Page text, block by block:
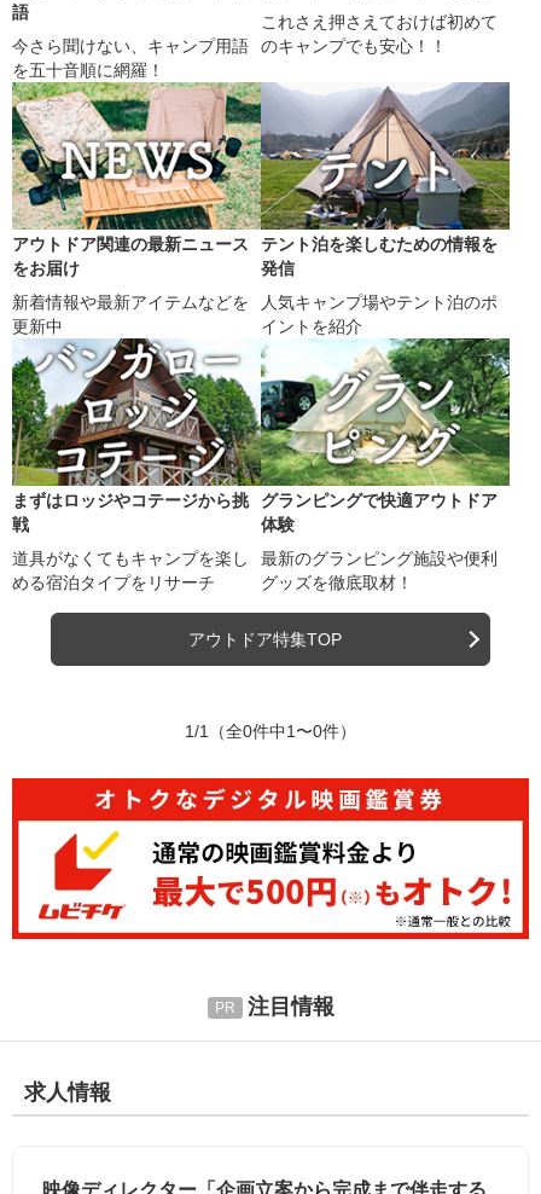
語
今さら聞けない、キャンプ用語
を五十音順に網羅！
これさえ押さえておけば初めて
のキャンプでも安心！！
アウトドア関連の最新ニュース
をお届け
新着情報や最新アイテムなどを
更新中
テント泊を楽しむための情報を
発信
人気キャンプ場やテント泊のポ
イントを紹介
まずはロッジやコテージから挑
戦
道具がなくてもキャンプを楽し
める宿泊タイプをリサーチ
グランピングで快適アウトドア
体験
最新のグランピング施設や便利
グッズを徹底取材！
アウトドア特集TOP
1/1 （全0件中1〜0件）
注目情報
求人情報